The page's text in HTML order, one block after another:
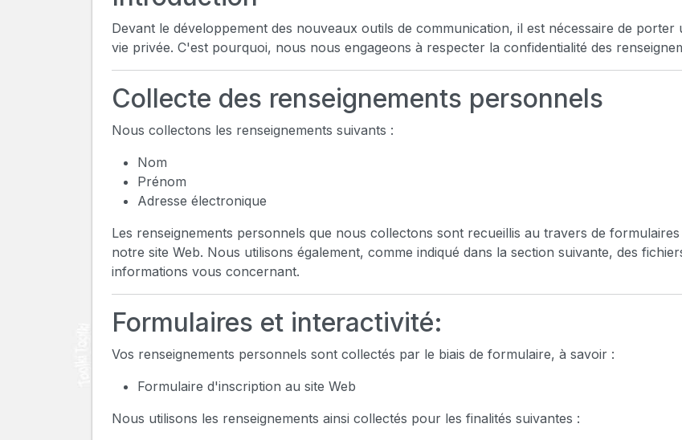
Devant le développement des nouveaux outils de communication, il est nécessaire de
vie privée. C'est pourquoi, nous nous engageons à respecter la confidentialité des
Collecte des renseignements personnels
Nous collectons les renseignements suivants :
Nom
Prénom
Adresse électronique
Les renseignements personnels que nous collectons sont recueillis au travers de
notre site Web. Nous utilisons également, comme indiqué dans la section suivante, des
informations vous concernant.
Formulaires et interactivité:
Vos renseignements personnels sont collectés par le biais de formulaire, à savoir :
Formulaire d'inscription au site Web
Nous utilisons les renseignements ainsi collectés pour les finalités suivantes :